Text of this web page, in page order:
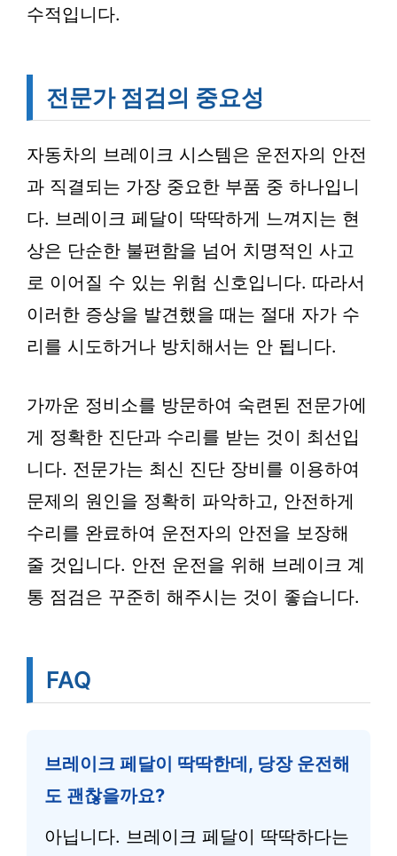
수적입니다.
전문가 점검의 중요성
자동차의 브레이크 시스템은 운전자의 안전
과 직결되는 가장 중요한 부품 중 하나입니
다. 브레이크 페달이 딱딱하게 느껴지는 현
상은 단순한 불편함을 넘어 치명적인 사고
로 이어질 수 있는 위험 신호입니다. 따라서
이러한 증상을 발견했을 때는 절대 자가 수
리를 시도하거나 방치해서는 안 됩니다.
가까운 정비소를 방문하여 숙련된 전문가에
게 정확한 진단과 수리를 받는 것이 최선입
니다. 전문가는 최신 진단 장비를 이용하여
문제의 원인을 정확히 파악하고, 안전하게
수리를 완료하여 운전자의 안전을 보장해
줄 것입니다. 안전 운전을 위해 브레이크 계
통 점검은 꾸준히 해주시는 것이 좋습니다.
FAQ
브레이크 페달이 딱딱한데, 당장 운전해
도 괜찮을까요?
아닙니다. 브레이크 페달이 딱딱하다는